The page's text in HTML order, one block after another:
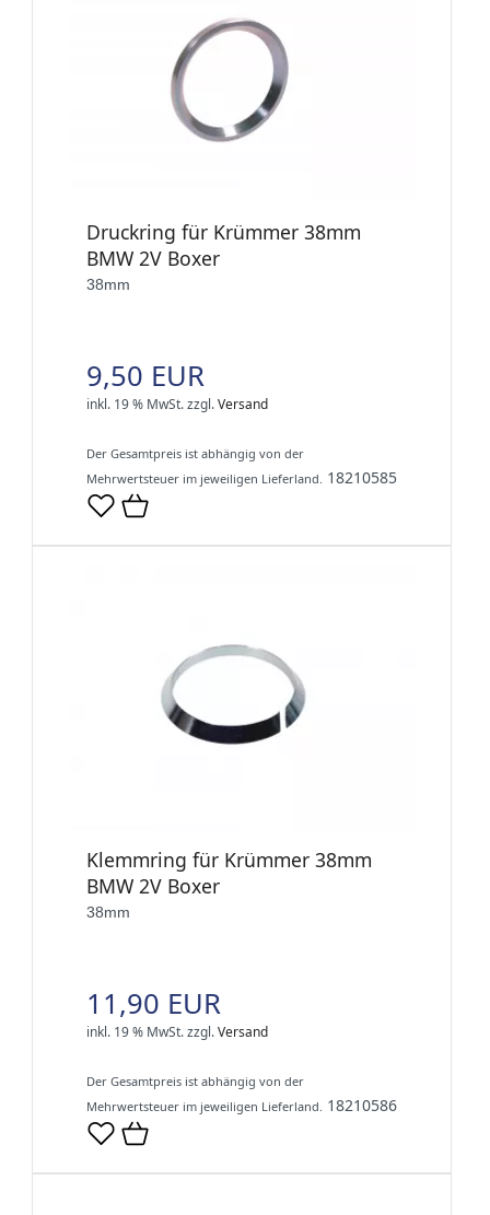
Druckring für Krümmer 38mm
BMW 2V Boxer
38mm
9,50 EUR
inkl. 19 % MwSt.zzgl.Versand
Der Gesamtpreis ist abhängig von der
Mehrwertsteuer im jeweiligen Lieferland. 18210585
Klemmring für Krümmer 38mm
BMW 2V Boxer
38mm
11,90 EUR
inkl. 19 % MwSt.zzgl.Versand
Der Gesamtpreis ist abhängig von der
Mehrwertsteuer im jeweiligen Lieferland. 18210586